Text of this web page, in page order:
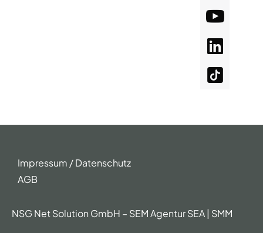
NSG Net Solution GmbH – SEM Agentur SEA | SMM
Impressum / Datenschutz
AGB